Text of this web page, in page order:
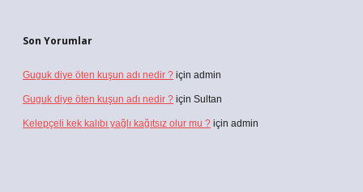
Son Yorumlar
Guguk diye öten kuşun adı nedir ? için admin
Guguk diye öten kuşun adı nedir ? için Sultan
Kelepçeli kek kalıbı yağlı kağıtsız olur mu ? için admin